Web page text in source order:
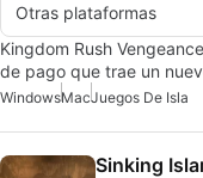
Otras plataformas
Kingdom Rush
de pago que trae un
WindowsMacJuegos De Isla
Sinking